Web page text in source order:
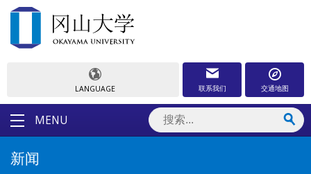
LANGUAGE 联系我们 交通地图
MENU
新闻